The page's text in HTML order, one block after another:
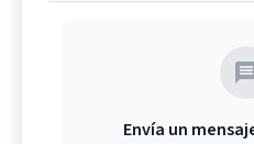
Envía un